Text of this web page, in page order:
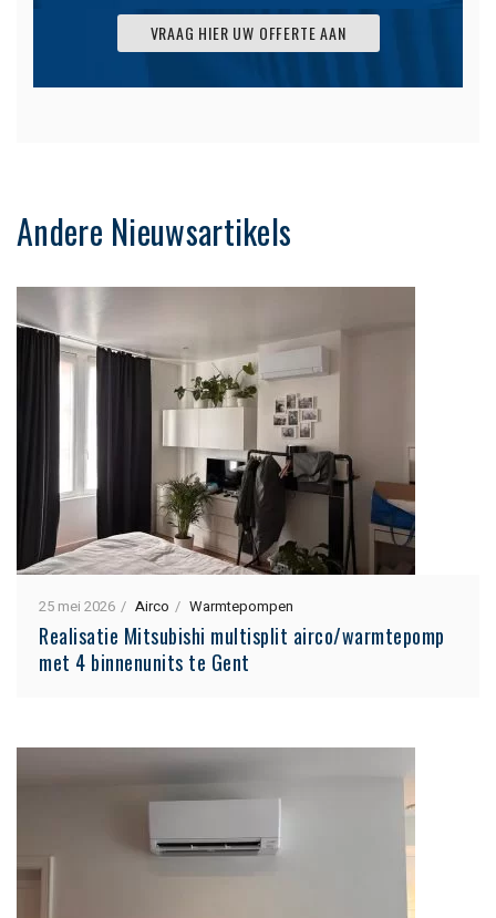
VRAAG HIER UW OFFERTE AAN
Andere Nieuwsartikels
25 mei 2026 Airco Warmtepompen
Realisatie Mitsubishi multisplit airco/warmtepomp
met 4 binnenunits te Gent